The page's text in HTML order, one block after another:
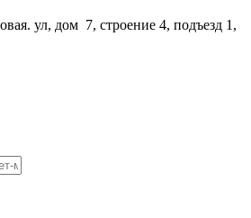
ул, дом 7, строение 4, подъезд 1,